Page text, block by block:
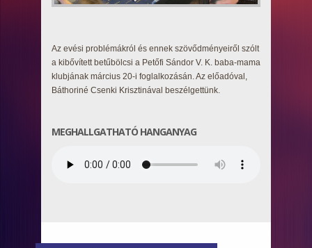
Az evési problémákról és ennek szövődményeiről szólt
a kibővített betűbölcsi a Petőfi Sándor V. K. baba-mama
klubjának március 20-i foglalkozásán. Az előadóval,
Báthoriné Csenki Krisztinával beszélgettünk.
MEGHALLGATHATÓ HANGANYAG